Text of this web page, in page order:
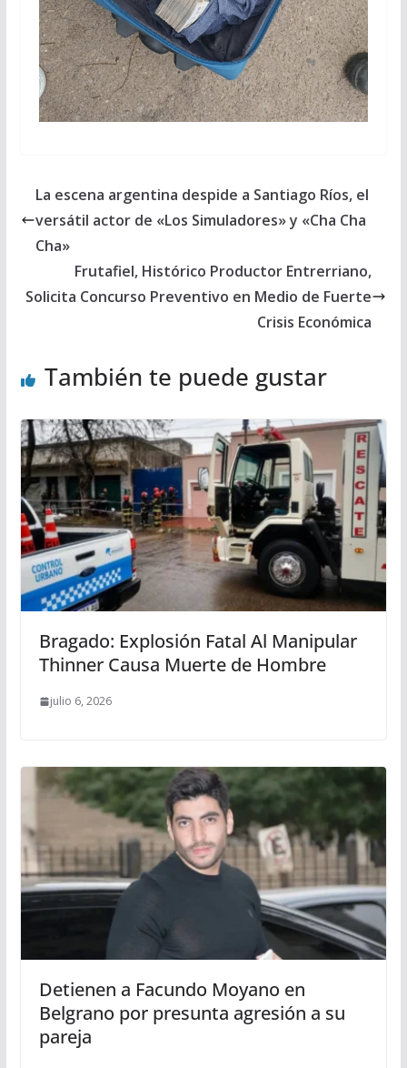
La escena argentina despide a Santiago Ríos, el
versátil actor de «Los Simuladores» y «Cha Cha
Cha»
Frutafiel, Histórico Productor Entrerriano,
Solicita Concurso Preventivo en Medio de Fuerte
Crisis Económica
También te puede gustar
Bragado: Explosión Fatal Al Manipular
Thinner Causa Muerte de Hombre
julio 6, 2026
Detienen a Facundo Moyano en
Belgrano por presunta agresión a su
pareja